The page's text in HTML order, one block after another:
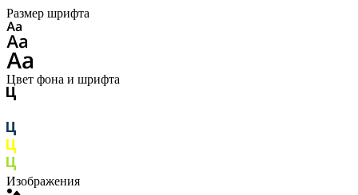
Размер шрифта
Цвет фона и шрифта
Изображения